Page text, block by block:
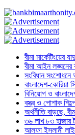
বীমা
বীমা আইন লঙ্ঘনের
সংবিধান
বাংলাদেশ-কোরিয়া
বিনিয়োগ ও
বস্ত্র ও পোশাক
অর্থনীতি বাড়ছে,
৩৬ লাখ ৮৩ হাজার
আলফা ইসলামী